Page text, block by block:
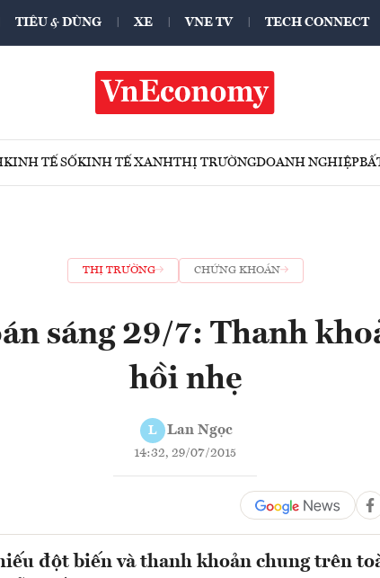
TIÊU & DÙNG XE VNE TV TECH CONNECT
KINH TẾ SỐKINH TẾ XANHTHỊ TRƯỜNGDOANH NGHIỆP
THỊ TRƯỜNG CHỨNG KHOÁN
sáng 29/7: Thanh
hồi nhẹ
L Lan Ngọc
14:32, 29/07/2015
đột biến và thanh khoản chung trên